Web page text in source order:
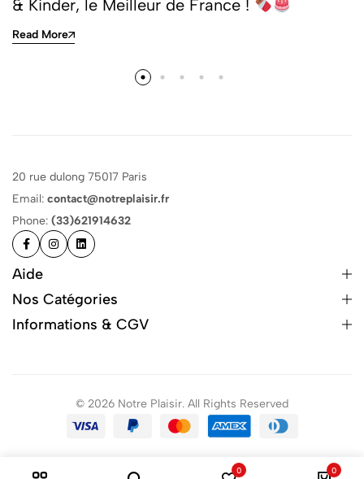
& Kinder, le Meilleur de France !
Read More
20 rue dulong 75017 Paris
Email: contact@notreplaisir.fr
Phone: (33)621914632
Aide
Nos Catégories
Informations & CGV
© 2026 Notre Plaisir. All Rights Reserved
0 0